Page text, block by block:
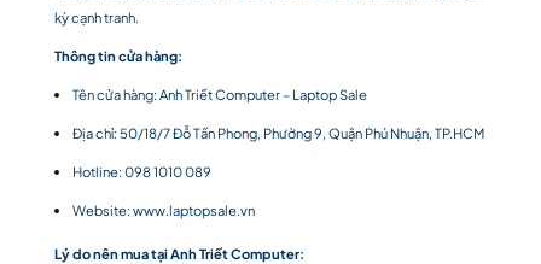
kỳ cạnh tranh.
Thông tin cửa hàng:
Tên cửa hàng: Anh Triết Computer – Laptop Sale
Địa chỉ: 50/18/7 Đỗ Tấn Phong, Phường 9, Quận Phú Nhuận, TP.HCM
Hotline: 098 1010 089
Website: www.laptopsale.vn
Lý do nên mua tại Anh Triết Computer: